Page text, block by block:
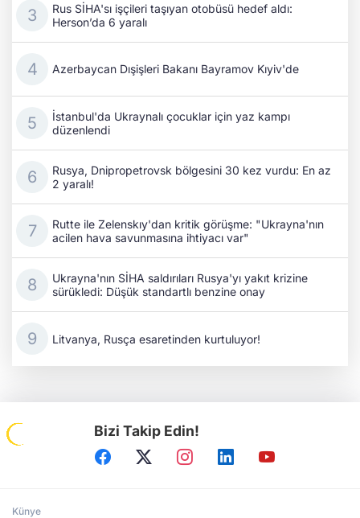
Rus SİHA'sı işçileri taşıyan otobüsü hedef aldı:
Herson’da 6 yaralı
Azerbaycan Dışişleri Bakanı Bayramov Kıyiv'de
İstanbul'da Ukraynalı çocuklar için yaz kampı
düzenlendi
Rusya, Dnipropetrovsk bölgesini 30 kez vurdu: En az
2 yaralı!
Rutte ile Zelenskıy'dan kritik görüşme: "Ukrayna'nın
acilen hava savunmasına ihtiyacı var"
Ukrayna'nın SİHA saldırıları Rusya'yı yakıt krizine
sürükledi: Düşük standartlı benzine onay
Litvanya, Rusça esaretinden kurtuluyor!
Bizi Takip Edin!
Künye